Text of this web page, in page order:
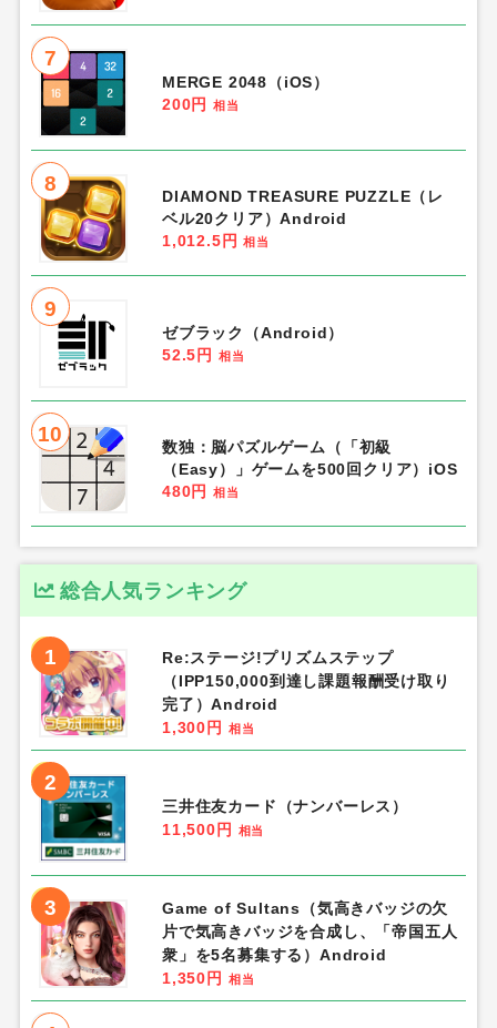
7
MERGE 2048（iOS）
200円
相当
8
DIAMOND TREASURE PUZZLE（レ
ベル20クリア）Android
1,012.5円
相当
9
ゼブラック（Android）
52.5円
相当
10
数独：脳パズルゲーム（「初級
（Easy）」ゲームを500回クリア）iOS
480円
相当
総合人気ランキング
1
Re:ステージ!プリズムステップ
（IPP150,000到達し課題報酬受け取り
完了）Android
1,300円
相当
2
三井住友カード（ナンバーレス）
11,500円
相当
3
Game of Sultans（気高きバッジの欠
片で気高きバッジを合成し、「帝国五人
衆」を5名募集する）Android
1,350円
相当